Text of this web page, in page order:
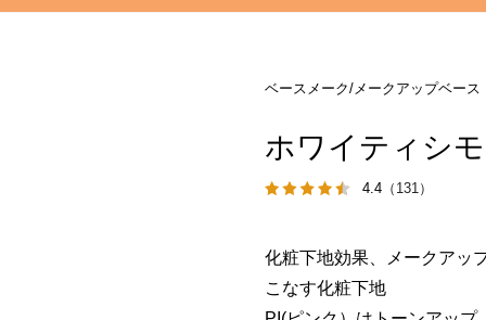
ベースメーク/メークアップベース
ホワイティシ
4.4 （131）
化粧下地効果、メークアッ
こなす化粧下地